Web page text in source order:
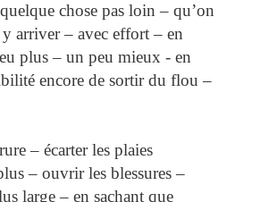
chose pas loin – qu’on
arriver – avec effort – en
plus – un peu mieux - en
encore de sortir du flou –
– écarter les plaies
– ouvrir les blessures –
large – en sachant que